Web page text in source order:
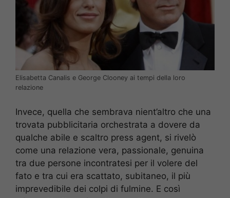
Elisabetta Canalis e George Clooney ai tempi della loro
relazione
Invece, quella che sembrava nient’altro che una
trovata pubblicitaria orchestrata a dovere da
qualche abile e scaltro press agent, si rivelò
come una relazione vera, passionale, genuina
tra due persone incontratesi per il volere del
fato e tra cui era scattato, subitaneo, il più
imprevedibile dei colpi di fulmine. E così